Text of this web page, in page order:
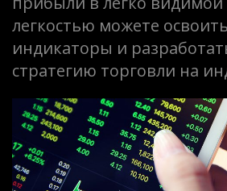
легкостью можете
индикаторы и
стратегию торговли на